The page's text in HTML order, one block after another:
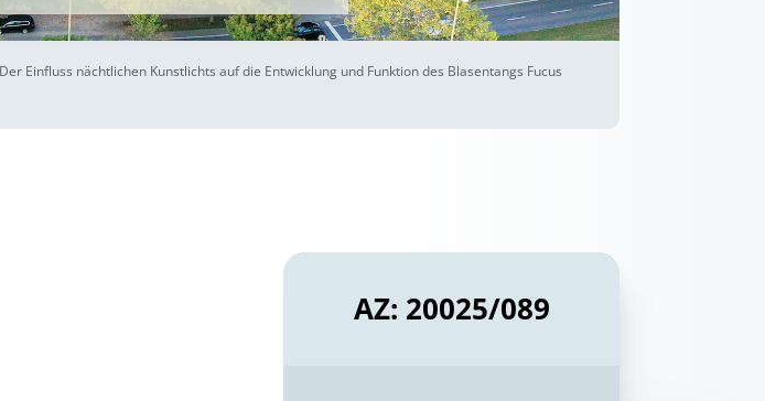
Einfluss nächtlichen Kunstlichts auf die Entwicklung und Funktion des Blasentangs Fucus
AZ: 20025/089